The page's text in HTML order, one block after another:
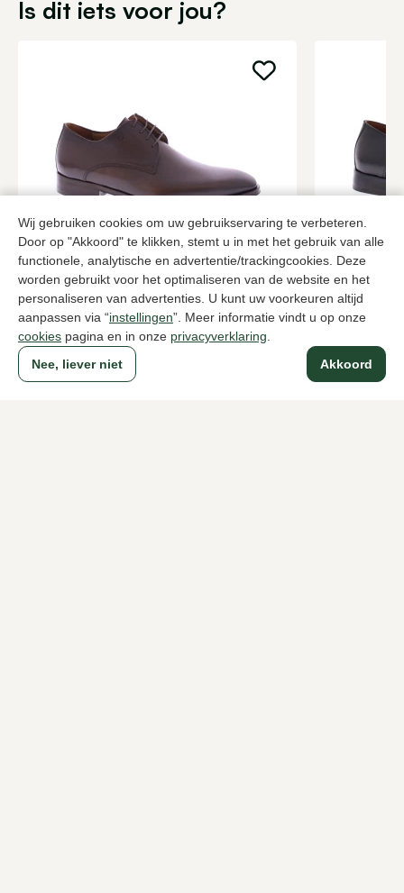
Wij gebruiken cookies om uw gebruikservaring te verbeteren.
Door op "Akkoord" te klikken, stemt u in met het gebruik van alle
functionele, analytische en advertentie/trackingcookies. Deze
worden gebruikt voor het optimaliseren van de website en het
personaliseren van advertenties. U kunt uw voorkeuren altijd
aanpassen via “instellingen”. Meer informatie vindt u op onze
cookies pagina en in onze privacyverklaring
Akkoord
Nee, liever niet
Is dit iets voor jou?
Van Bommel
Bruine veterschoenen heren
289,95
Van
Zwarte
289,95